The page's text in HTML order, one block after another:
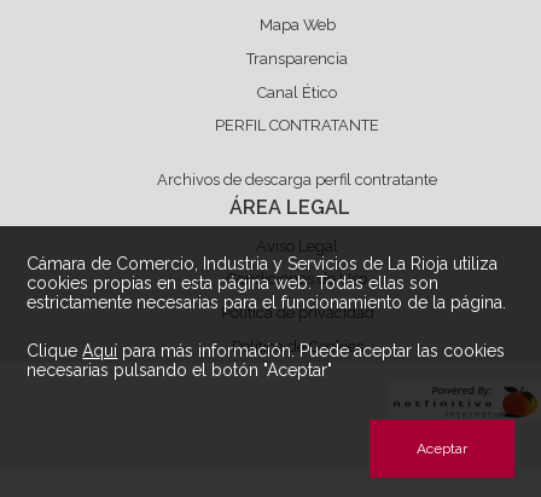
Cámara de Comercio, Industria y Servicios de La Rioja utiliza
cookies propias en esta página web. Todas ellas son
estrictamente necesarias para el funcionamiento de la página.
CliqueAquí para más información. Puede aceptar las cookies
necesarias pulsando el botón "Aceptar"
Aceptar
Mapa Web
Transparencia
Canal Ético
PERFIL CONTRATANTE
Archivos de descarga perfil contratante
ÁREA LEGAL
Aviso Legal
Condiciones de Uso
Política de privacidad
Política de Cookies